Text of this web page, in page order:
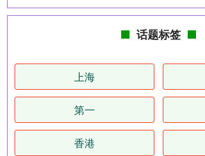
话题标签
上海
第一
香港